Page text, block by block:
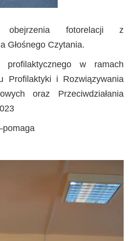
obejrzenia fotorelacji z
Głośnego Czytania.
profilaktycznego w ramach
Profilaktyki i Rozwiązywania
oraz Przeciwdziałania